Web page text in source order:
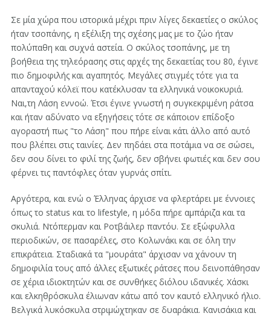
Σε μία χώρα που ιστορικά μέχρι πριν λίγες δεκαετίες o σκύλος
ήταν τσοπάνης, η εξέλιξη της σχέσης μας με το ζώο ήταν
πολύπαθη και συχνά αστεία. Ο σκύλος τσοπάνης, με τη
βοήθεια της τηλεόρασης στις αρχές της δεκαετίας του 80, έγινε
πιο δημοφιλής και αγαπητός. Μεγάλες στιγμές τότε για τα
απανταχού κόλεϊ που κατέκλυσαν τα ελληνικά νοικοκυριά.
Ναι,τη Λάση εννοώ. Έτσι έγινε γνωστή η συγκεκριμένη ράτσα
και ήταν αδύνατο να εξηγήσεις τότε σε κάποιον επίδοξο
αγοραστή πως "το Λάση" που πήρε είναι κάτι άλλο από αυτό
που βλέπει στις ταινίες. Δεν πηδάει στα ποτάμια να σε σώσει,
δεν σου δίνει το φιλί της ζωής, δεν σβήνει φωτιές και δεν σου
φέρνει τις παντόφλες όταν γυρνάς σπίτι.
Αργότερα, και ενώ ο Έλληνας άρχισε να φλερτάρει με έννοιες
όπως το status και το lifestyle, η μόδα πήρε αμπάριζα και τα
σκυλιά. Ντόπερμαν και Ροτβάιλερ παντόυ. Σε εξώφυλλα
περιοδικών, σε πασαρέλες, στο Κολωνάκι και σε όλη την
επικράτεια. Σταδιακά τα "μουράτα" άρχισαν να χάνουν τη
δημοφιλία τους από άλλες εξωτικές ράτσες που δεινοπάθησαν
σε χέρια ιδιοκτητών και σε συνθήκες διόλου ιδανικές. Χάσκι
και ελκηθρόσκυλα έλιωναν κάτω από τον καυτό ελληνικό ήλιο.
Βελγικά λυκόσκυλα στριμώχτηκαν σε δυαράκια. Κανισάκια και